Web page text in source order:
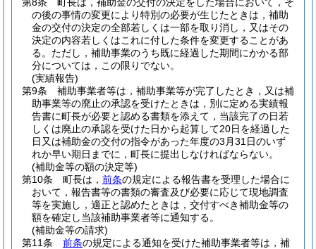
の後の事情の変更により特別の必要が生じたときは，補助
金の交付の決定の全部若しくは一部を取り消し，又はその
決定の内容若しくはこれに付した条件を変更することがあ
る。 ただし，補助事業のうち既に経過した期間にかかる部
分については，この限りでない。
(実績報告)
第9条
補助事業者等は，補助事業等が完了したとき，又は補
助事業等の廃止の承認を受けたときは，別に定める実績報
告書に町長が必要と認める書類を添えて，当該完了の日若
しくは廃止の承認を受けた日から起算して20日を経過した
日又は補助金の交付の指令があった年度の3月31日のいず
れか早い期日までに，町長に提出しなければならない。
(補助金等の額の決定等)
第10条
町長は， 前条の規定による報告書を受理した場合に
おいて，報告書等の書類の審査及び必要に応じて現地調査
等を実施し，適正と認めたときは，交付すべき補助金等の
額を確定し当該補助事業者等に通知する。
(補助金等の請求)
第11条
前条の規定による通知を受けた補助事業者等は，補